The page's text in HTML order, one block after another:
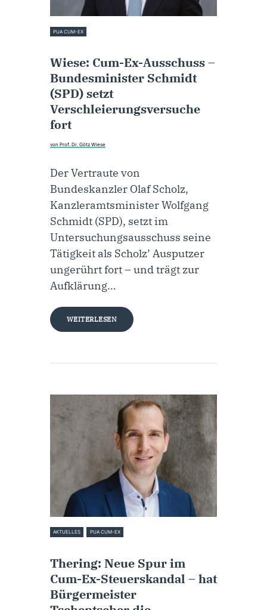
PUA CUM-EX
Wiese: Cum-Ex-Ausschuss –
Bundesminister Schmidt
(SPD) setzt
Verschleierungsversuche
fort
von Prof. Dr. Götz Wiese
Der Vertraute von
Bundeskanzler Olaf Scholz,
Kanzleramtsminister Wolfgang
Schmidt (SPD), setzt im
Untersuchungsausschuss seine
Tätigkeit als Scholz’ Ausputzer
ungerührt fort – und trägt zur
Aufklärung…
WEITERLESEN
AKTUELLES PUA CUM-EX
Thering: Neue Spur im
Cum-Ex-Steuerskandal – hat
Bürgermeister